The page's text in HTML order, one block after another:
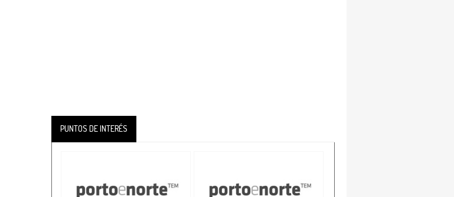
PUNTOS DE INTERÉS